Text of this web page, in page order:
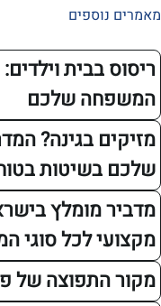
וילדים:
שלכם
בגינה? המדריך
בטוחות
בישראל –
לכל סוגי המזיקים
של